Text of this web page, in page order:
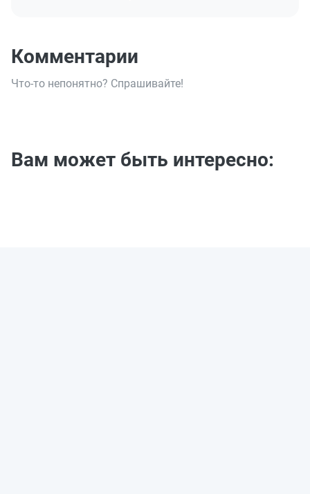
Комментарии
Что-то непонятно? Спрашивайте!
Вам может быть интересно: